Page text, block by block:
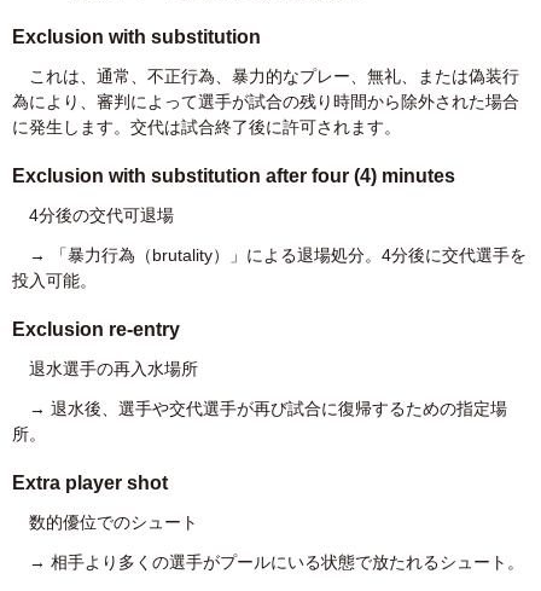
Exclusion with substitution
これは、通常、不正行為、暴力的なプレー、無礼、または偽装行
為により、審判によって選手が試合の残り時間から除外された場合
に発生します。交代は試合終了後に許可されます。
Exclusion with substitution after four (4) minutes
4分後の交代可退場
→ 「暴力行為（brutality）」による退場処分。4分後に交代選手を
投入可能。
Exclusion re-entry
退水選手の再入水場所
→ 退水後、選手や交代選手が再び試合に復帰するための指定場
所。
Extra player shot
数的優位でのシュート
→ 相手より多くの選手がプールにいる状態で放たれるシュート。